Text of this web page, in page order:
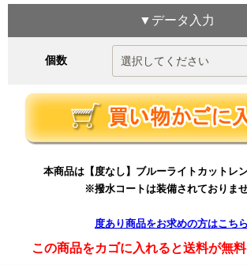
▼データ入力
個数
本商品は【度なし】ブルーライトカットレ
※撥水コートは装備されておりませ
度あり商品をお求めの方はこち
この商品をカゴに入れると送料が無料